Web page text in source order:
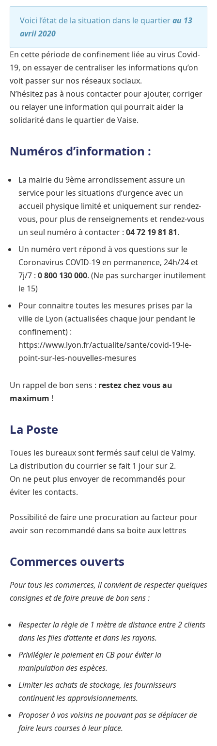
Voici l’état de la situation dans le quartierau 13
avril 2020
En cette période de confinement liée au virus Covid-
19, on essayer de centraliser les informations qu’on
voit passer sur nos réseaux sociaux.
N’hésitez pas à nous contacter pour ajouter, corriger
ou relayer une information qui pourrait aider la
solidarité dans le quartier de Vaise.
Numéros d’information :
La mairie du 9ème arrondissement assure un
service pour les situations d’urgence avec un
accueil physique limité et uniquement sur rendez-
vous, pour plus de renseignements et rendez-vous
un seul numéro à contacter : 04 72 19 81 81.
Un numéro vert répond à vos questions sur le
Coronavirus COVID-19 en permanence, 24h/24 et
7j/7 : 0 800 130 000. (Ne pas surcharger inutilement
le 15)
Pour connaitre toutes les mesures prises par la
ville de Lyon (actualisées chaque jour pendant le
confinement) :
https://www.lyon.fr/actualite/sante/covid-19-le-
point-sur-les-nouvelles-mesures
Un rappel de bon sens : restez chez vous au
maximum !
La Poste
Toues les bureaux sont fermés sauf celui de Valmy.
La distribution du courrier se fait 1 jour sur 2.
On ne peut plus envoyer de recommandés pour
éviter les contacts.
Possibilité de faire une procuration au facteur pour
avoir son recommandé dans sa boite aux lettres
Commerces ouverts
Pour tous les commerces, il convient de respecter quelques
consignes et de faire preuve de bon sens :
Respecter la règle de 1 mètre de distance entre 2 clients
dans les files d’attente et dans les rayons.
Privilégier le paiement en CB pour éviter la
manipulation des espèces.
Limiter les achats de stockage, les fournisseurs
continuent les approvisionnements.
Proposer à vos voisins ne pouvant pas se déplacer de
faire leurs courses à leur place.